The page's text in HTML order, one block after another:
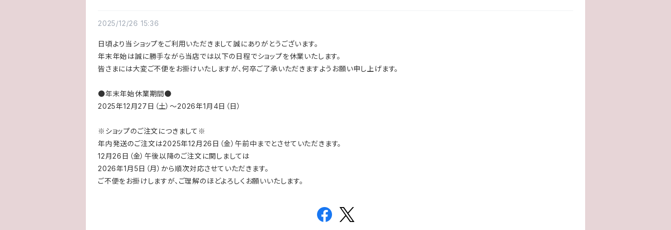
2025/12/26 15:36
日頃より当ショップをご利用いただきまして誠にありがとうございます。
年末年始は誠に勝手ながら当店では以下の日程でショップを休業いたします。
皆さまには大変ご不便をお掛けいたしますが、何卒ご了承いただきますようお願い申し上げます。
●年末年始休業期間●
2025年12月27日（土）〜2026年1月4日（日）
※ショップのご注文につきまして※
年内発送のご注文は2025年12月26日（金）午前中までとさせていただきます。
12月26日（金）午後以降のご注文に関しましては
2026年1月5日（月）から順次対応させていただきます。
ご不便をお掛けしますが、ご理解のほどよろしくお願いいたします。